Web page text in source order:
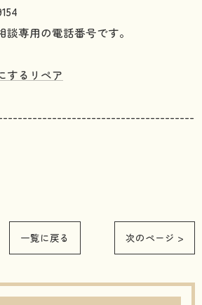
専用の電話番号です。
するリペア
一覧に戻る 次のページ >